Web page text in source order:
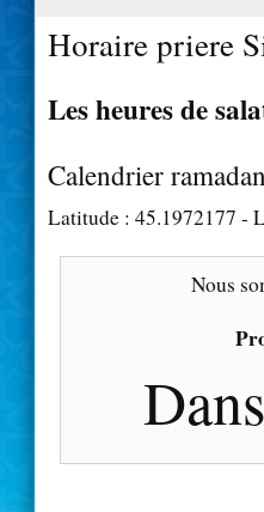
Horaire priere
Les heures de
Calendrier
Latitude : 45.1972177 -
Nous
Dans